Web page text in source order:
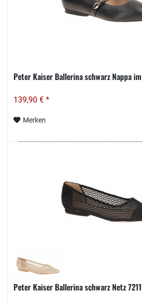
Peter Kaiser Ballerina schwarz Nappa
139,90 € *
Merken
Peter Kaiser Ballerina schwarz Netz